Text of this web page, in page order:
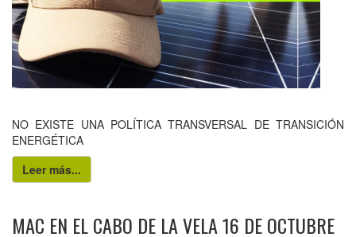
NO EXISTE UNA POLÍTICA TRANSVERSAL DE TRANSICIÓN
ENERGÉTICA
Leer más...
MAC EN EL CABO DE LA VELA 16 DE OCTUBRE